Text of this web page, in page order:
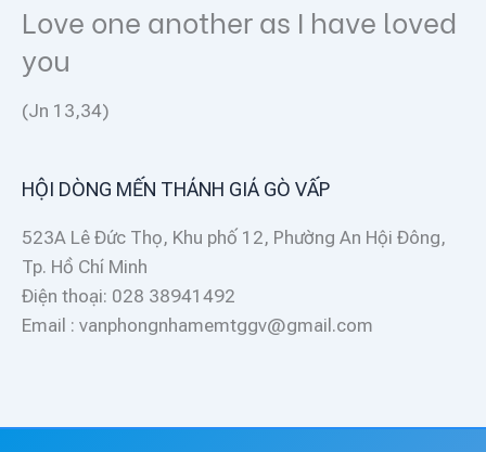
Love one another as I have loved
you
(Jn 13,34)
HỘI DÒNG MẾN THÁNH GIÁ GÒ VẤP
523A Lê Đức Thọ, Khu phố 12, Phường An Hội Đông,
Tp. Hồ Chí Minh
Điện thoại: 028 38941492
Email : vanphongnhamemtggv@gmail.com